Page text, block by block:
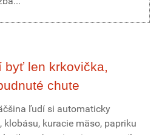
byť len krkovička,
chute
ľudí si automaticky
klobásu, kuracie mäso, papriku